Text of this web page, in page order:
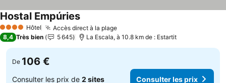
4 Étoiles Hôtel Accès direct à la plageConsulter les prix
Hostal EmpúriesConsulter les prix
8,4 Très bien 5 645 La Escala, à 10.8 km de : Estartit
De 106 €
Consulter les prix de 2 sites Consulter les prix